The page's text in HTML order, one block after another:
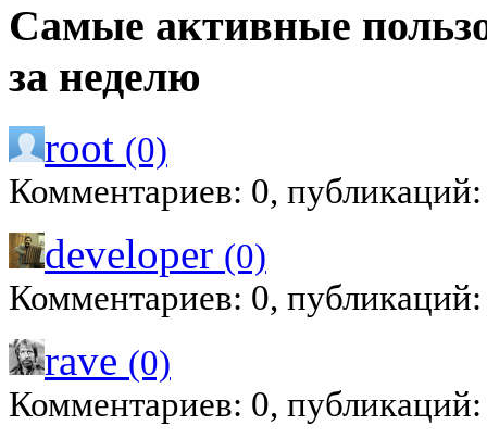
Самые активные
за неделю
root (0)
Комментариев: 0,
developer (0)
Комментариев: 0,
rave (0)
Комментариев: 0,